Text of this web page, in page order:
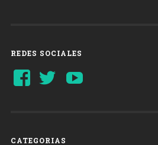
REDES SOCIALES
Ver
perfil
Ver
perfil
CATEGORIAS